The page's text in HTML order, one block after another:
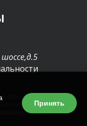
2026 г. При полном или
на сайт обязательна
данных
Принять